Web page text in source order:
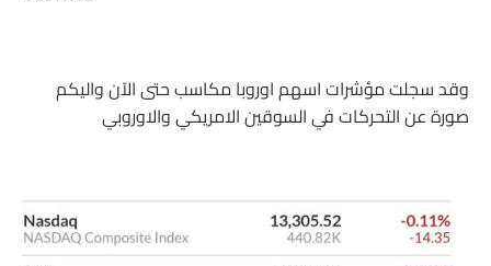
وقد سجلت مؤشرات اسهم اوروبا مكاسب حتى الآن واليكم
صورة عن التحركات في السوقين الامريكي والاوروبي